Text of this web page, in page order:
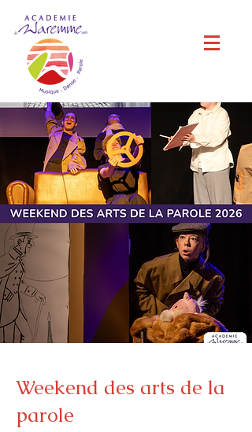
Weekend des arts de la
parole